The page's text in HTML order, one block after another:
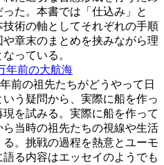
た。本書では「仕込み」と
技術の軸としてそれぞれの手順
や章末のまとめを挟みながら理
っている。
年前の大航海
前の祖先たちがどうやって日
う疑問から、実際に船を作っ
を試みる。実際に船を作って
当時の祖先たちの視線や生活
。挑戦の過程を熱意とユーモ
る内容はエッセイのようでも